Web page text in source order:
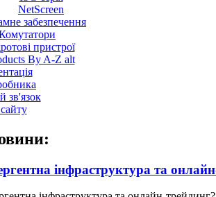
NetScreen
забезпечення
пристрої
By A-Z alt
зв'язок
інфраструктура та